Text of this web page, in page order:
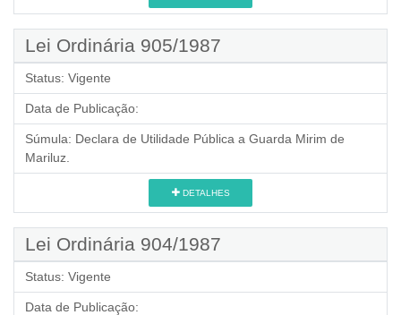
Lei Ordinária 905/1987
Status: Vigente
Data de Publicação:
Súmula: Declara de Utilidade Pública a Guarda Mirim de
Mariluz.
DETALHES
Lei Ordinária 904/1987
Status: Vigente
Data de Publicação: